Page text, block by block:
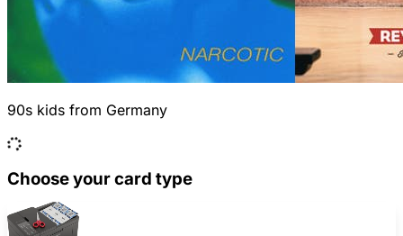
90s kids from Germany
Choose your card type